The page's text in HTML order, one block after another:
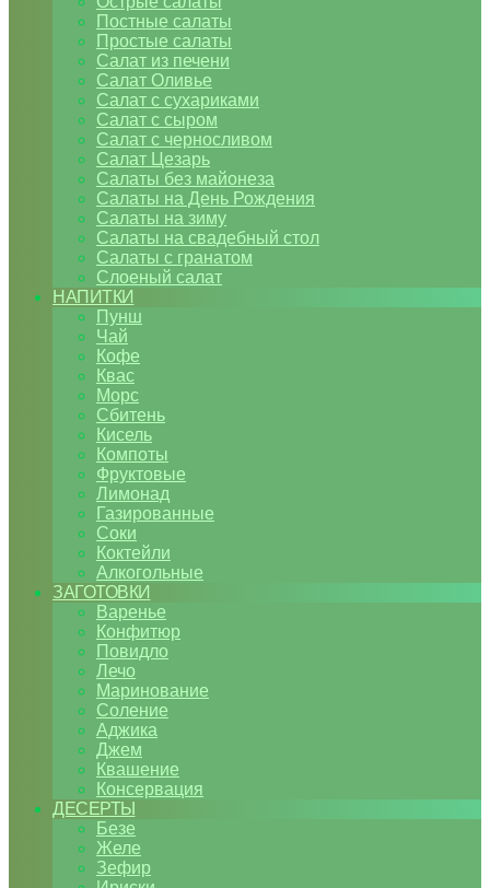
Постные салаты
Простые салаты
Салат из печени
Салат Оливье
Салат с сухариками
Салат с сыром
Салат с черносливом
Салат Цезарь
Салаты без майонеза
Салаты на День Рождения
Салаты на зиму
Салаты на свадебный стол
Салаты с гранатом
Слоеный салат
НАПИТКИ
Пунш
Чай
Кофе
Квас
Морс
Сбитень
Кисель
Компоты
Фруктовые
Лимонад
Газированные
Соки
Коктейли
Алкогольные
ЗАГОТОВКИ
Варенье
Конфитюр
Повидло
Лечо
Маринование
Соление
Аджика
Джем
Квашение
Консервация
ДЕСЕРТЫ
Безе
Желе
Зефир